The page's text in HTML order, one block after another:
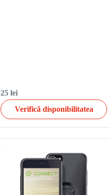
25 lei
Verifică disponibilitatea